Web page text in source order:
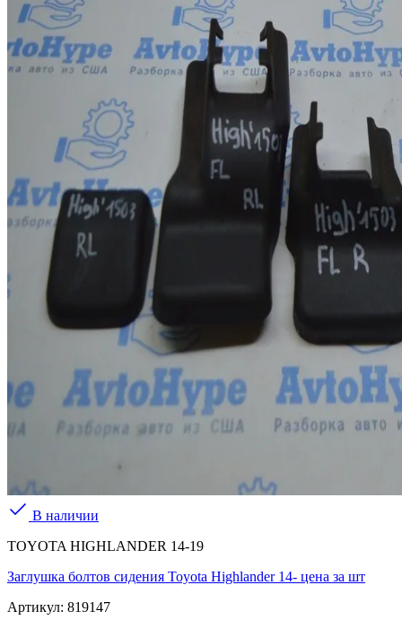
В наличии
TOYOTA HIGHLANDER 14-19
Заглушка болтов сидения Toyota Highlander 14- цена за шт
Артикул: 819147